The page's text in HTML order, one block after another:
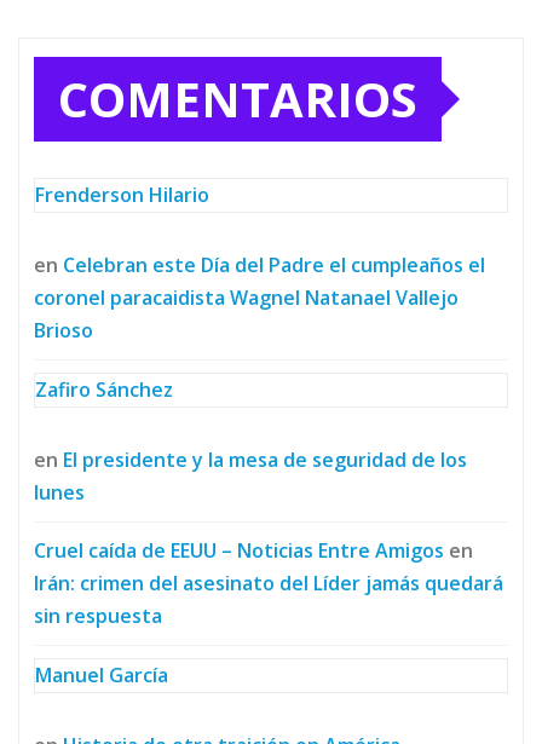
COMENTARIOS
Frenderson Hilario
en Celebran este Día del Padre el cumpleaños el
coronel paracaidista Wagnel Natanael Vallejo
Brioso
Zafiro Sánchez
en El presidente y la mesa de seguridad de los
lunes
Cruel caída de EEUU – Noticias Entre Amigos en
Irán: crimen del asesinato del Líder jamás quedará
sin respuesta
Manuel García